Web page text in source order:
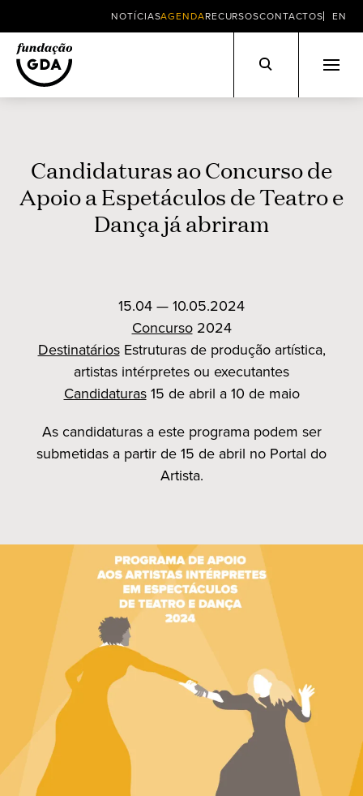
NOTÍCIASAGENDARECURSOSCONTACTOS EN
Candidaturas ao Concurso de
Apoio a Espetáculos de Teatro e
Dança já abriram
15.04 — 10.05.2024
Concurso2024
DestinatáriosEstruturas de produção artística,
artistas intérpretes ou executantes
Candidaturas15 de abril a 10 de maio
As candidaturas a este programa podem ser
submetidas a partir de 15 de abril no Portal do
Artista.